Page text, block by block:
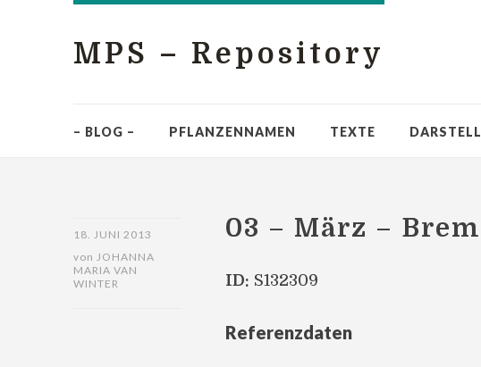
MPS – Repository
– BLOG – PFLANZENNAMEN TEXTE
18. JUNI 2013
von JOHANNA
MARIA VAN
WINTER
03 – März –
ID: S132309
Referenzdaten